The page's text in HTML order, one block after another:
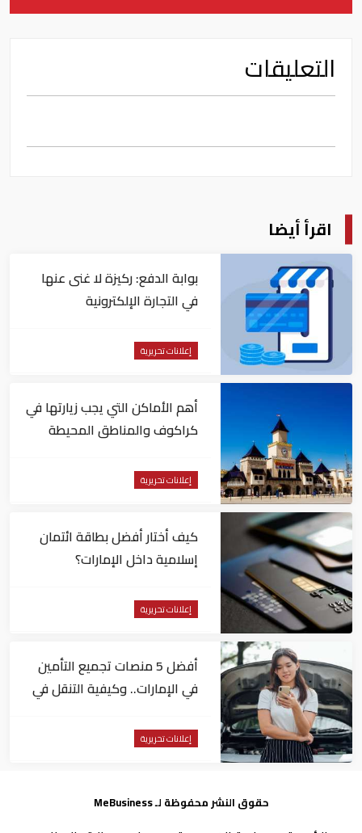
التعليقات
اقرأ أيضا
بوابة الدفع: ركيزة لا غنى عنها
في التجارة الإلكترونية
إعلانات تحريرية
أهم الأماكن التي يجب زيارتها في
كراكوف والمناطق المحيطة
إعلانات تحريرية
كيف أختار أفضل بطاقة ائتمان
إسلامية داخل الإمارات؟
إعلانات تحريرية
أفضل 5 منصات تجميع التأمين
في الإمارات.. وكيفية التنقل في
إعلانات تحريرية
حقوق النشر محفوظة لـ MeBusiness